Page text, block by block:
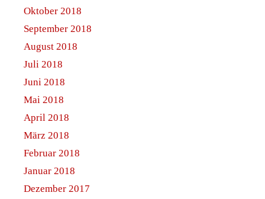
Oktober 2018
September 2018
August 2018
Juli 2018
Juni 2018
Mai 2018
April 2018
März 2018
Februar 2018
Januar 2018
Dezember 2017